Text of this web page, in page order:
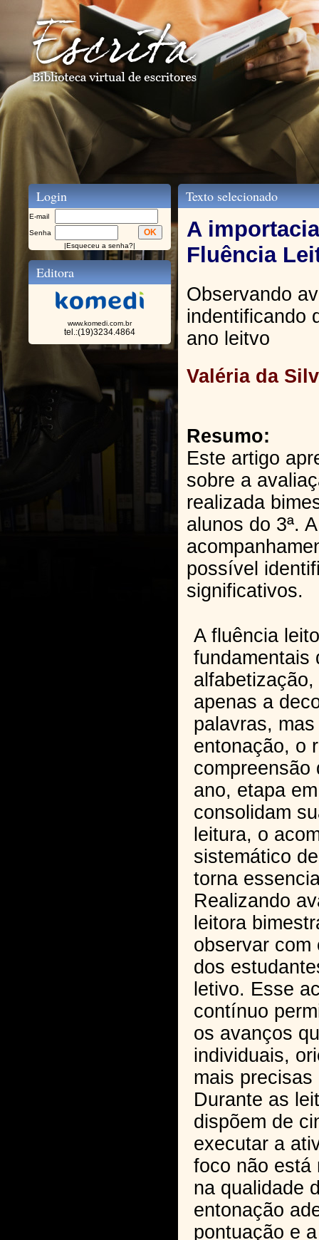
Login
E-mail
Senha
|Esqueceu a senha?|
Editora
www.komedi.com.br
tel.:(19)3234.4864
Texto selecionado
A
Fluência
Observando
indentificando
ano leitvo
Valéria da
Resumo:
Este artigo
sobre a
realizada
alunos do 3ª.
possível
significativos.
A fluência
fundamentais
apenas a
palavras,
entonação, o
compreensão
ano, etapa
consolidam
leitura, o
sistemático
torna
Realizando
leitora
observar com
dos
letivo. Esse
contínuo
os avanços
individuais,
mais
Durante as
dispõem de
executar a
foco não está
na qualidade
entonação
pontuação e